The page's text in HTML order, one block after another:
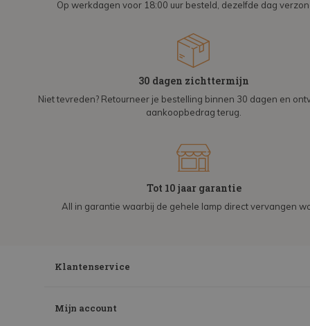
Op werkdagen voor 18:00 uur besteld, dezelfde dag
30 dagen zichttermijn
Niet tevreden? Retourneer je bestelling binnen 30 dagen en
aankoopbedrag terug.
Tot 10 jaar garantie
All in garantie waarbij de gehele lamp direct vervangen
Klantenservice
Mijn account